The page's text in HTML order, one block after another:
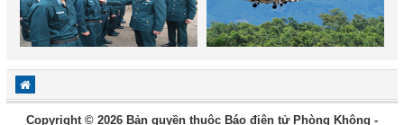
Copyright © 2026 Bản quyền thuộc Báo điện tử Phòng Không -